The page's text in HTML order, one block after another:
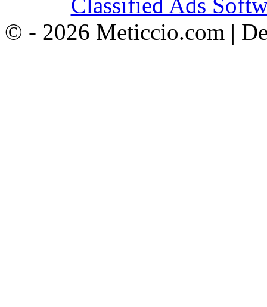
Classified Ads
© - 2026 Meticcio.com |